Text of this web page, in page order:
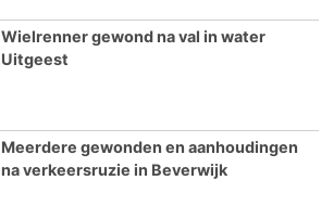
Wielrenner gewond na val in water
Uitgeest
Meerdere gewonden en aanhoudingen
na verkeersruzie in Beverwijk